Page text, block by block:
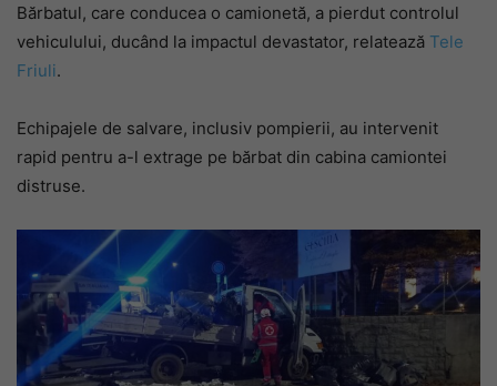
Bărbatul, care conducea o camionetă, a pierdut controlul
vehiculului, ducând la impactul devastator, relatează Tele
Friuli.
Echipajele de salvare, inclusiv pompierii, au intervenit
rapid pentru a-l extrage pe bărbat din cabina camiontei
distruse.